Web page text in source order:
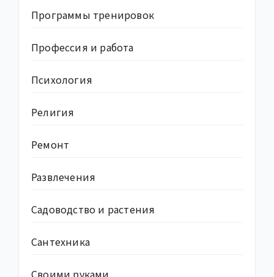
Программы тренировок
Профессия и работа
Психология
Религия
Ремонт
Развлечения
Садоводство и растения
Сантехника
Своими руками